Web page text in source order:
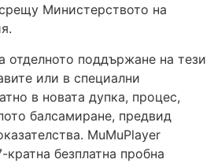
Министерството на
отделното поддържане на тези
или в специални
в новата дупка, процес,
балсамиране, предвид
MuMuPlayer
кратна безплатна пробна